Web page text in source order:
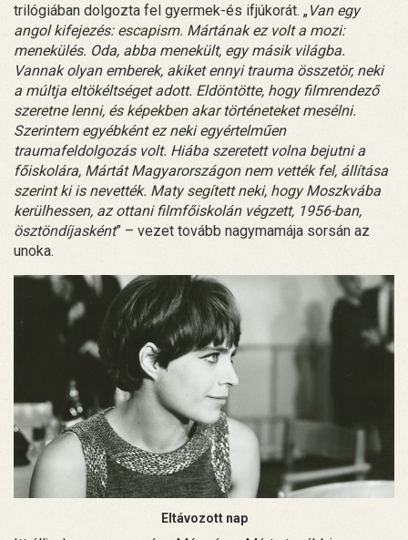
trilógiában dolgozta fel gyermek-és ifjúkorát. „Van egy
angol kifejezés: escapism. Mártának ez volt a mozi:
menekülés. Oda, abba menekült, egy másik világba.
Vannak olyan emberek, akiket ennyi trauma összetör, neki
a múltja eltökéltséget adott. Eldöntötte, hogy filmrendező
szeretne lenni, és képekben akar történeteket mesélni.
Szerintem egyébként ez neki egyértelműen
traumafeldolgozás volt. Hiába szeretett volna bejutni a
főiskolára, Mártát Magyarországon nem vették fel, állítása
szerint ki is nevették. Maty segített neki, hogy Moszkvába
kerülhessen, az ottani filmfőiskolán végzett, 1956-ban,
ösztöndíjasként” – vezet tovább nagymamája sorsán az
unoka.
Eltávozott nap